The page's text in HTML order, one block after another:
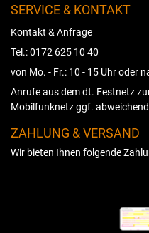
SERVICE & KONTAKT
Kontakt & Anfrage
Tel.: 0172 625 10 40
von Mo. - Fr.: 10 - 15 Uhr oder
Anrufe aus dem dt. Festnetz
Mobilfunknetz ggf.
ZAHLUNG & VERSAND
Wir bieten Ihnen folgende